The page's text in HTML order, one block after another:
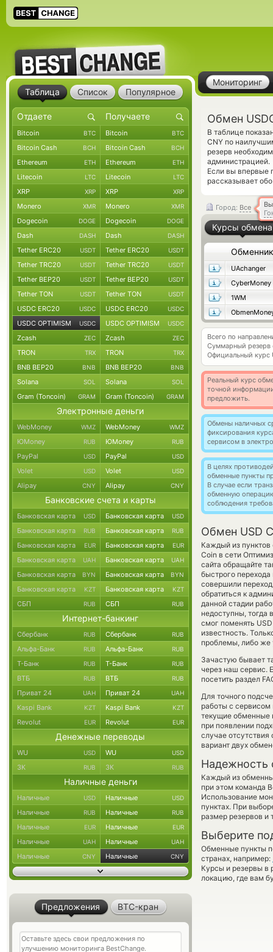
Мониторинг
Обмен
В таблице
CNY по
резерв
администрацией.
Если вы впервые
рассказывает
Город: Все
Курсы обмена
Обменник
UAchanger
CyberMoney
1WM
Всего по
Суммарный резерв
Официальный курс
Реальный курс
точной
предложить.
Обмены наличных
фиксирования
сервисом в
В целях
обменные пункты
В случае если
обменную
соблюдения
Обмен USD
Каждый из пунктов
Coin в сети
сайта обращайте
быстрого
совершили
обратиться к
данной стадии
недоступны, тогда
смог поменять
известность.
проблемы, либо же
Зачастую бывает
через наш сервис.
посетить раздел
Для точного
работы с
текущие обменные
при появлении
случае
вариант двух
Надежность
Каждый из
при этом команда
Использование
пунктах. При
размер резервов и
Выберите
Обменные пункты
странах, например:
Курсы и резервы в
локацию, где вам
Таблица Список Популярное
Bitcoin BTC Bitcoin BTC
Bitcoin Cash BCH Bitcoin Cash BCH
Ethereum ETH Ethereum ETH
Litecoin LTC Litecoin LTC
XRP XRP XRP XRP
Monero XMR Monero XMR
Dogecoin DOGE Dogecoin DOGE
Dash DASH Dash DASH
Tether ERC20 USDT Tether ERC20 USDT
Tether TRC20 USDT Tether TRC20 USDT
Tether BEP20 USDT Tether BEP20 USDT
Tether TON USDT Tether TON USDT
USDC ERC20 USDC USDC ERC20 USDC
USDC OPTIMISM USDC USDC OPTIMISM USDC
Zcash ZEC Zcash ZEC
TRON TRX TRON TRX
BNB BEP20 BNB BNB BEP20 BNB
Solana SOL Solana SOL
Gram (Toncoin) GRAM Gram (Toncoin) GRAM
Электронные деньги
WebMoney WMZ WebMoney WMZ
ЮMoney RUB ЮMoney RUB
PayPal USD PayPal USD
Volet USD Volet USD
Alipay CNY Alipay CNY
Банковские счета и карты
Банковская карта USD Банковская карта USD
Банковская карта RUB Банковская карта RUB
Банковская карта EUR Банковская карта EUR
Банковская карта UAH Банковская карта UAH
Банковская карта BYN Банковская карта BYN
Банковская карта KZT Банковская карта KZT
СБП RUB СБП RUB
Интернет-банкинг
Сбербанк RUB Сбербанк RUB
Альфа-Банк RUB Альфа-Банк RUB
Т-Банк RUB Т-Банк RUB
ВТБ RUB ВТБ RUB
Приват 24 UAH Приват 24 UAH
Kaspi Bank KZT Kaspi Bank KZT
Revolut EUR Revolut EUR
Денежные переводы
WU USD WU USD
ЗК RUB ЗК RUB
Наличные деньги
Наличные USD Наличные USD
Наличные RUB Наличные RUB
Наличные EUR Наличные EUR
Наличные UAH Наличные UAH
Наличные CNY Наличные CNY
Предложения BTC-кран